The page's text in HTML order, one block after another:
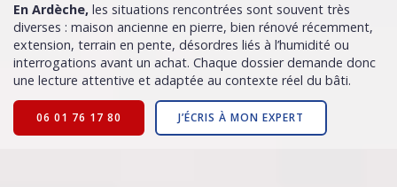
En Ardèche, les situations rencontrées sont souvent très
diverses : maison ancienne en pierre, bien rénové récemment,
extension, terrain en pente, désordres liés à l’humidité ou
interrogations avant un achat. Chaque dossier demande donc
une lecture attentive et adaptée au contexte réel du bâti.
06 01 76 17 80 J’ÉCRIS À MON EXPERT